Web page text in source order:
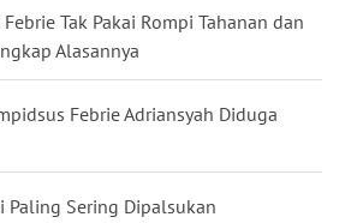
Tak Pakai Rompi Tahanan dan
Alasannya
Febrie Adriansyah Diduga
Paling Sering Dipalsukan